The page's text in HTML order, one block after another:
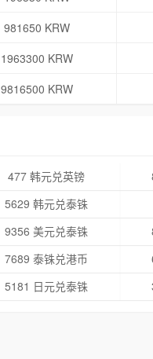
981650 KRW
1963300 KRW
9816500 KRW
477 韩元兑英镑
5629 韩元兑泰铢
9356 美元兑泰铢
7689 泰铢兑港币
5181 日元兑泰铢